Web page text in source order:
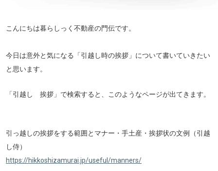
こんにちは暮らしっく不動産の門伝です。
今日は意外と気になる「引越し時の挨拶」について書いていきたい
と思います。
「引越し 挨拶」で検索すると、このようなページが出てきます。
引っ越しの挨拶をする範囲とマナー・手土産・挨拶状の文例（引越
し侍）
https://hikkoshizamurai.jp/useful/manners/